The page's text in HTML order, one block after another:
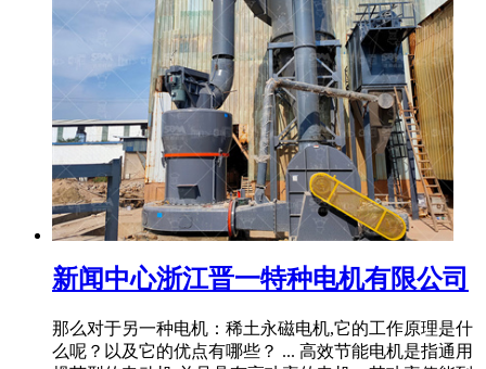
新闻中心浙江晋一特种电机有限公司
那么对于另一种电机：稀土永磁电机,它的工作原理是什
么呢？以及它的优点有哪些？ ... 高效节能电机是指通用